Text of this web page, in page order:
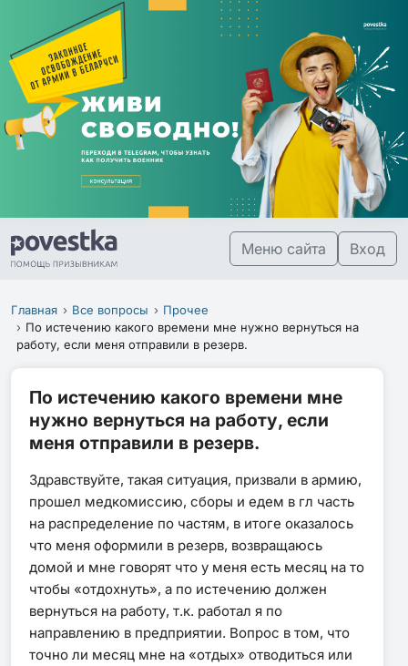
Меню сайта Вход
Главная Все вопросы
Прочее
По истечению какого времени мне нужно вернуться на
работу, если меня отправили в резерв.
По истечению какого времени мне
нужно вернуться на работу, если
меня отправили в резерв.
Здравствуйте, такая ситуация, призвали в армию,
прошел медкомиссию, сборы и едем в гл часть
на распределение по частям, в итоге оказалось
что меня оформили в резерв, возвращаюсь
домой и мне говорят что у меня есть месяц на то
чтобы «отдохнуть», а по истечению должен
вернуться на работу, т.к. работал я по
направлению в предприятии. Вопрос в том, что
точно ли месяц мне на «отдых» отводиться или